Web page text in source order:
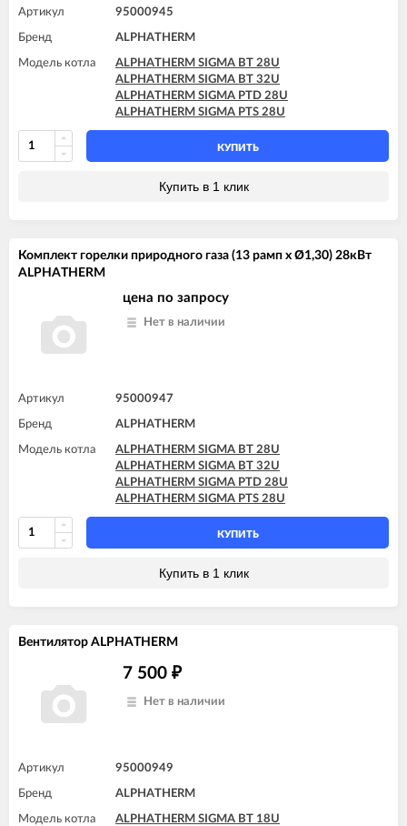
Артикул 95000945
Бренд ALPHATHERM
Модель котла
ALPHATHERM SIGMA BT 28U
ALPHATHERM SIGMA BT 32U
ALPHATHERM SIGMA PTD 28U
ALPHATHERM SIGMA PTS 28U
КУПИТЬ
Купить в 1 клик
Комплект горелки природного газа (13 рамп x Ø1,30) 28кВт
ALPHATHERM
цена по запросу
Нет в наличии
Артикул 95000947
Бренд ALPHATHERM
Модель котла
ALPHATHERM SIGMA BT 28U
ALPHATHERM SIGMA BT 32U
ALPHATHERM SIGMA PTD 28U
ALPHATHERM SIGMA PTS 28U
КУПИТЬ
Купить в 1 клик
Вентилятор ALPHATHERM
7 500 ₽
Нет в наличии
Артикул 95000949
Бренд ALPHATHERM
Модель котла
ALPHATHERM SIGMA BT 18U